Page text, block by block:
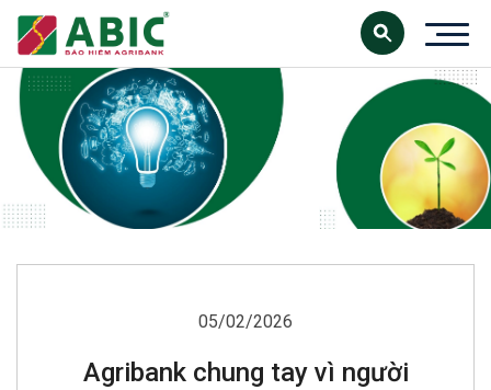
05/02/2026
Agribank chung tay vì người